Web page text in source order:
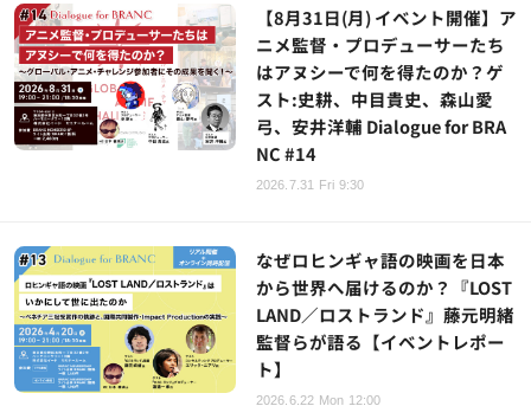
【8月31日(月) イベント開催】ア
ニメ監督・プロデューサーたち
はアヌシーで何を得たのか？ゲ
スト:史耕、中目貴史、森山愛
弓、安井洋輔 Dialogue for BRA
NC #14
2026.7.31 Fri 9:30
なぜロヒンギャ語の映画を日本
から世界へ届けるのか？『LOST
LAND／ロストランド』藤元明緒
監督らが語る【イベントレポー
ト】
2026.6.22 Mon 12:00